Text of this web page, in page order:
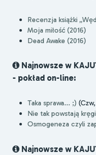
Recenzja książki
Moja miłość (2016)
Dead Awake (2016)
Najnowsze w
- pokład on-line:
Taka sprawa... ;)
Nie tak powstają
Osmogeneza czyli
Najnowsze w